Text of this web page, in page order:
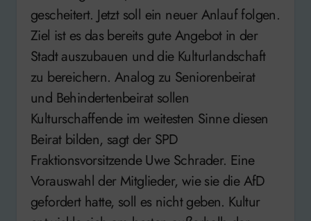
gescheitert. Jetzt soll ein neuer Anlauf folgen.
Ziel ist es das bereits gute Angebot in der
Stadt auszubauen und die Kulturlandschaft
zu bereichern. Analog zu Seniorenbeirat
und Behindertenbeirat sollen
Kulturschaffende im weitesten Sinne diesen
Beirat bilden, sagt der SPD
Fraktionsvorsitzende Uwe Schrader. Eine
Vorauswahl der Mitglieder, wie sie die AfD
gefordert hatte, soll es nicht geben. Kultur